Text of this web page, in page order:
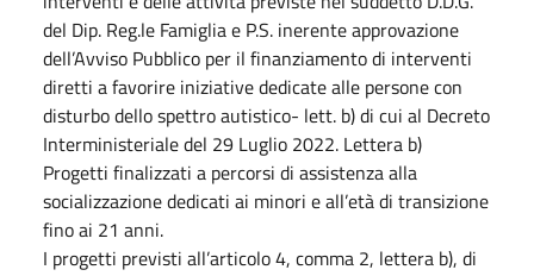
del Dip. Reg.le Famiglia e P.S. inerente approvazione
dell’Avviso Pubblico per il finanziamento di interventi
diretti a favorire iniziative dedicate alle persone con
disturbo dello spettro autistico- lett. b) di cui al Decreto
Interministeriale del 29 Luglio 2022. Lettera b)
Progetti finalizzati a percorsi di assistenza alla
socializzazione dedicati ai minori e all’età di transizione
fino ai 21 anni.
I progetti previsti all’articolo 4, comma 2, lettera b), di